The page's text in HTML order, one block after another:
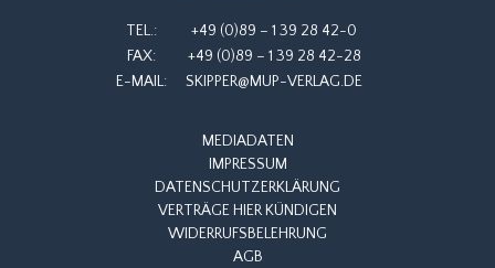
TEL.:
+49 (0)89 – 1 39 28 42-0
FAX:
+49 (0)89 – 1 39 28 42-28
E-MAIL:
SKIPPER@MUP-VERLAG.DE
MEDIADATEN
IMPRESSUM
DATENSCHUTZERKLÄRUNG
VERTRÄGE HIER KÜNDIGEN
WIDERRUFSBELEHRUNG
AGB